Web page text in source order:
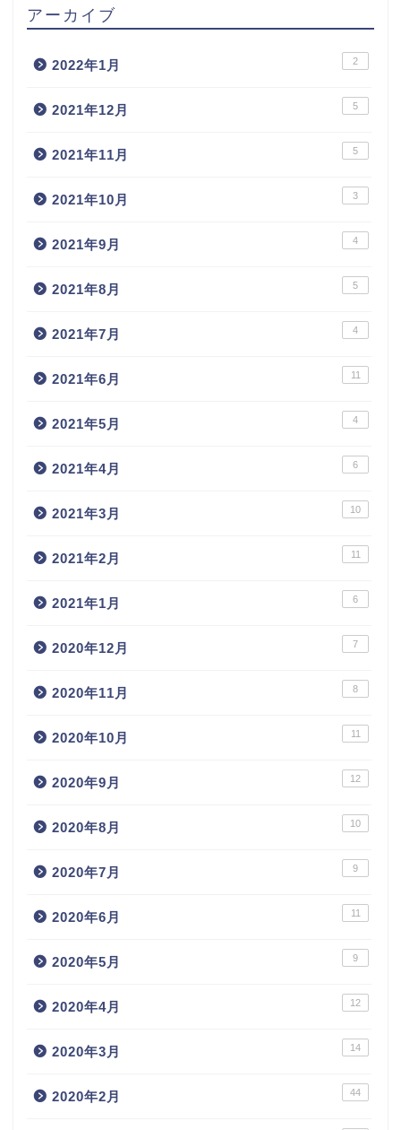
アーカイブ
2022年1月 2
2021年12月 5
2021年11月 5
2021年10月 3
2021年9月 4
2021年8月 5
2021年7月 4
2021年6月 11
2021年5月 4
2021年4月 6
2021年3月 10
2021年2月 11
2021年1月 6
2020年12月 7
2020年11月 8
2020年10月 11
2020年9月 12
2020年8月 10
2020年7月 9
2020年6月 11
2020年5月 9
2020年4月 12
2020年3月 14
2020年2月 44